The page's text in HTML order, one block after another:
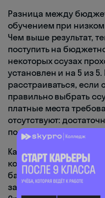
Разница между
обучением при
Чем выше результат,
поступить на
некоторых ссузах
установлен и на 5 из 5.
расстраиваться,
правильно выбрать
платные места
отсутствуют:
положительными
Как оценить свои
колледжи публикуют
балле — самом
зачислены